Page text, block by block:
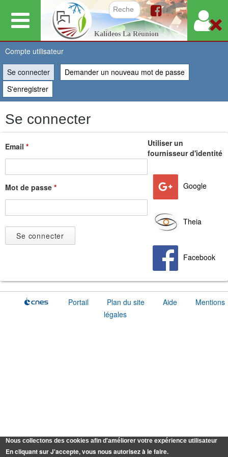
Aller
au
contenuKalideos La Réunion
Vous
êtes
ici
Compte utilisateur
Se connecter (onglet actif)
Demander un nouveau mot de passe
S'enregistrer
Se connecter
Email *
Mot de passe *
Utiliser un
fournisseur d'identité
Google
Theia
Facebook
Portail Plan du site Aide
Mentions
légales
Nous collectons des cookies afin d'améliorer votre expérience utilisateur
En cliquant sur J'accepte, vous nous autorisez à le faire.